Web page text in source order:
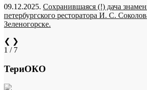
09.12.2025. Сохранившаяся (!) дача
петербургского ресторатора И. С.
Зеленогорске.
❮ ❯
1 / 7
ТериОКО